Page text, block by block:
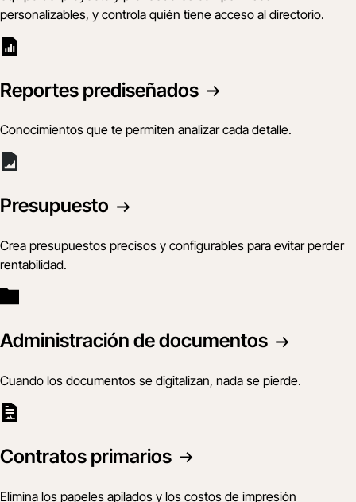
personalizables, y controla quién tiene acceso al directorio.
Reportes prediseñados
Conocimientos que te permiten analizar cada detalle.
Presupuesto
Crea presupuestos precisos y configurables para evitar perder
rentabilidad.
Administración de documentos
Cuando los documentos se digitalizan, nada se pierde.
Contratos primarios
Elimina los papeles apilados y los costos de impresión